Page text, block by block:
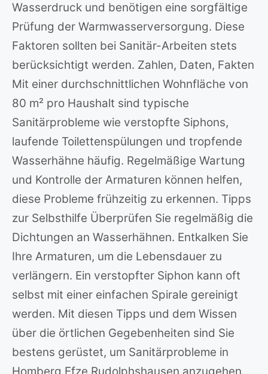
Wasserdruck und benötigen eine sorgfältige
Prüfung der Warmwasserversorgung. Diese
Faktoren sollten bei Sanitär-Arbeiten stets
berücksichtigt werden. Zahlen, Daten, Fakten
Mit einer durchschnittlichen Wohnfläche von
80 m² pro Haushalt sind typische
Sanitärprobleme wie verstopfte Siphons,
laufende Toilettenspülungen und tropfende
Wasserhähne häufig. Regelmäßige Wartung
und Kontrolle der Armaturen können helfen,
diese Probleme frühzeitig zu erkennen. Tipps
zur Selbsthilfe Überprüfen Sie regelmäßig die
Dichtungen an Wasserhähnen. Entkalken Sie
Ihre Armaturen, um die Lebensdauer zu
verlängern. Ein verstopfter Siphon kann oft
selbst mit einer einfachen Spirale gereinigt
werden. Mit diesen Tipps und dem Wissen
über die örtlichen Gegebenheiten sind Sie
bestens gerüstet, um Sanitärprobleme in